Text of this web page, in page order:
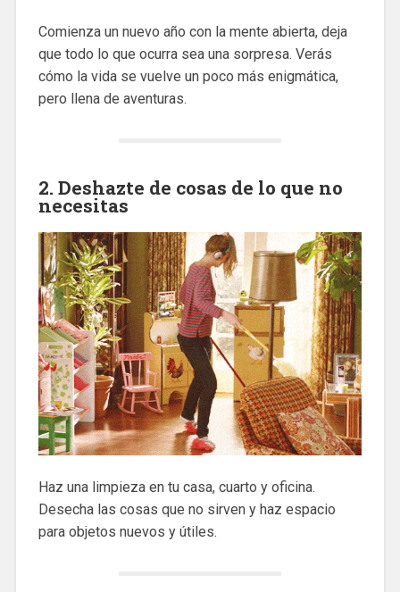
Comienza un nuevo año con la mente abierta, deja
que todo lo que ocurra sea una sorpresa. Verás
cómo la vida se vuelve un poco más enigmática,
pero llena de aventuras.
2. Deshazte de cosas de lo que no
necesitas
Haz una limpieza en tu casa, cuarto y oficina.
Desecha las cosas que no sirven y haz espacio
para objetos nuevos y útiles.